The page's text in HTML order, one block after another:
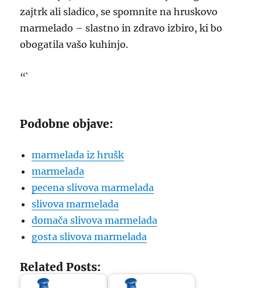
zajtrk ali sladico, se spomnite na hruskovo
marmelado – slastno in zdravo izbiro, ki bo
obogatila vašo kuhinjo.
“`
Podobne objave:
marmelada iz hrušk
marmelada
pecena slivova marmelada
slivova marmelada
domača slivova marmelada
gosta slivova marmelada
Related Posts: